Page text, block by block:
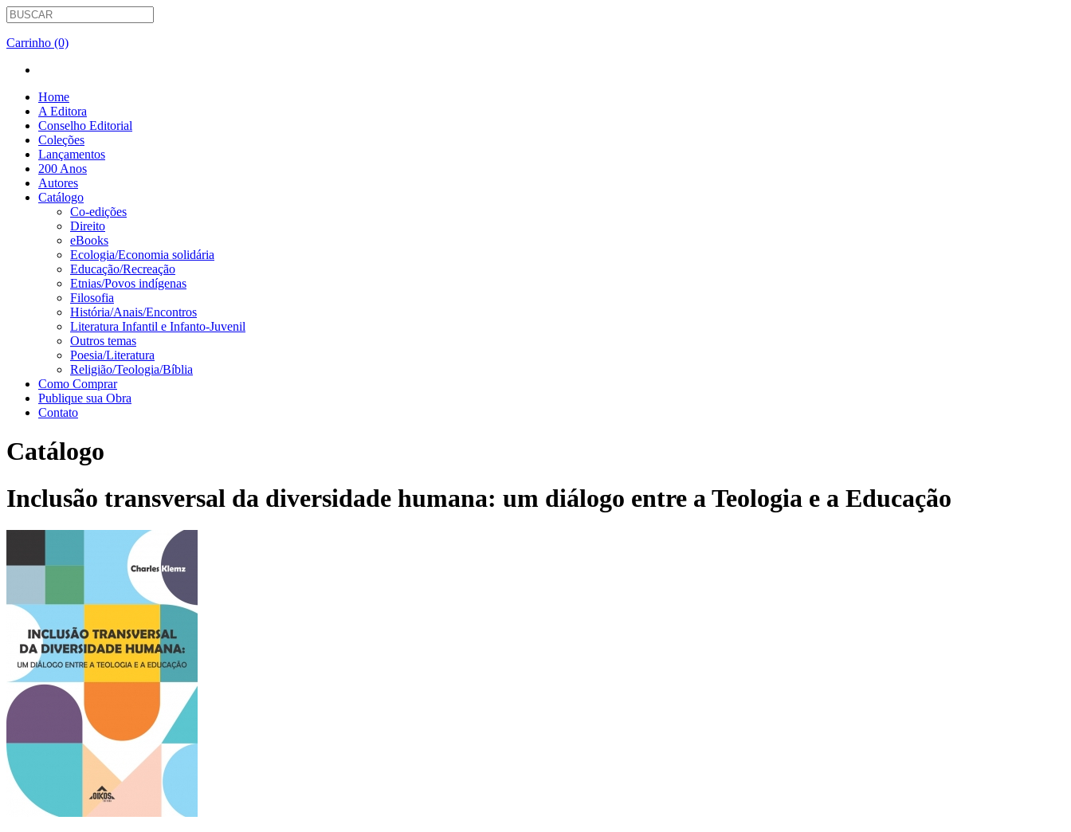
Carrinho (0)
Home
A Editora
Conselho Editorial
Coleções
Lançamentos
200 Anos
Autores
Catálogo
Co-edições
Direito
eBooks
Ecologia/Economia solidária
Educação/Recreação
Etnias/Povos indígenas
Filosofia
História/Anais/Encontros
Literatura Infantil e Infanto-Juvenil
Outros temas
Poesia/Literatura
Religião/Teologia/Bíblia
Como Comprar
Publique sua Obra
Contato
Catálogo
Inclusão transversal da diversidade humana: um diálogo entre a Teologia e a Educação